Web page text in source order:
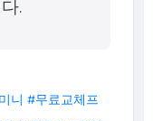
.
니 #무료교체프